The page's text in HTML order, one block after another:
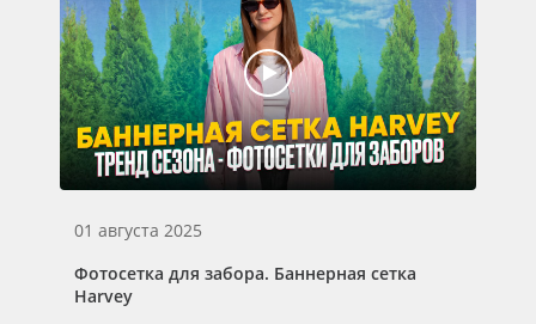
01 августа 2025
Фотосетка для забора. Баннерная сетка
Harvey